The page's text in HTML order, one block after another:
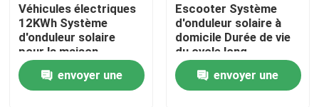
Contactez-nous
Demandez une citation
Véhicules électriques
12KWh Système
d'onduleur solaire
pour la maison
Écouter de l'énergie
solaire 48Venvoyer une
Escooter Système
d'onduleur solaire à
domicile Durée de vie
du cycle long
Systèmes solaires
LiFePO4envoyer une